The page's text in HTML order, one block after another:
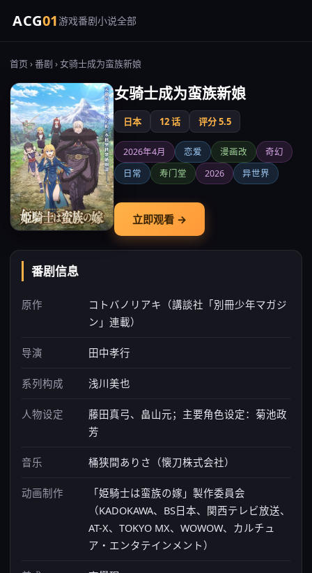
ACG01游戏番剧小说全部
首页 ›番剧 › 女骑士成为蛮族新娘
女骑士成为蛮族新娘
日本 12 话 评分 5.5
2026年4月 恋爱 漫画改
奇幻
日常
寿门堂 2026 异世界
立即观看 →
番剧信息
原作
コトバノリアキ（講談社「別冊少年マガジ
ン」連載）
导演 田中孝行
系列构成 浅川美也
人物设定
藤田真弓、畠山元；主要角色设定：菊池政
芳
音乐 桶狭間ありさ（懐刀株式会社）
动画制作
「姫騎士は蛮族の嫁」製作委員会
（KADOKAWA、BS日本、関西テレビ放送、
AT-X、TOKYO MX、WOWOW、カルチュ
ア・エンタテインメント）